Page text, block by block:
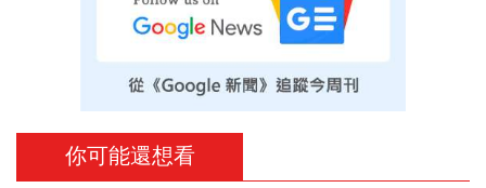
你可能還想看